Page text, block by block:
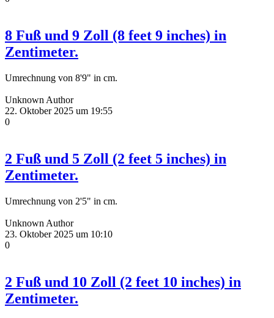
8 Fuß und 9 Zoll (8 feet 9 inches) in
Zentimeter.
Umrechnung von 8'9" in cm.
Unknown Author
22. Oktober 2025 um 19:55
0
2 Fuß und 5 Zoll (2 feet 5 inches) in
Zentimeter.
Umrechnung von 2'5" in cm.
Unknown Author
23. Oktober 2025 um 10:10
0
2 Fuß und 10 Zoll (2 feet 10 inches) in
Zentimeter.